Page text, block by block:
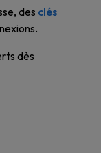
des clés
dès